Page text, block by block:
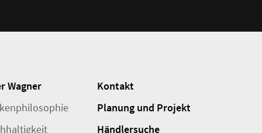
Wagner
Kontakt
Planung und Projekt
Händlersuche